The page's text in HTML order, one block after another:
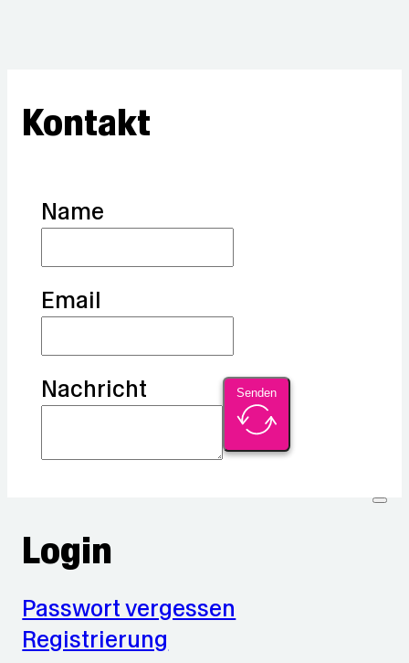
Kontakt
Name
Email
Nachricht Senden
Login
Passwort vergessen
Registrierung